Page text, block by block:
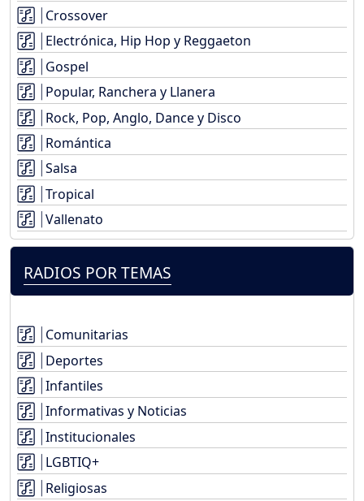
Crossover
Electrónica, Hip Hop y Reggaeton
Gospel
Popular, Ranchera y Llanera
Rock, Pop, Anglo, Dance y Disco
Romántica
Salsa
Tropical
Vallenato
RADIOS POR TEMAS
Comunitarias
Deportes
Infantiles
Informativas y Noticias
Institucionales
LGBTIQ+
Religiosas